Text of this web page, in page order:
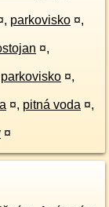
, parkovisko ¤,
¤,
parkovisko ¤,
¤, pitná voda ¤,
¤